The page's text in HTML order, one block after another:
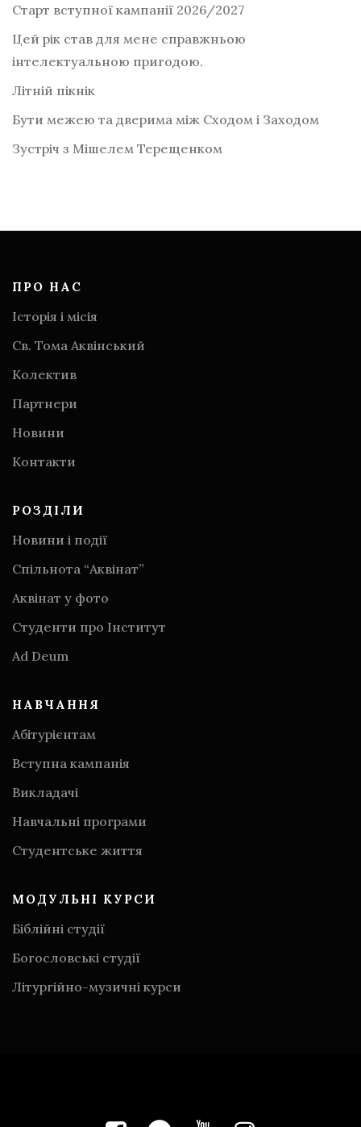
Старт вступної кампанії 2026/2027
Цей рік став для мене справжньою
інтелектуальною пригодою.
Літній пікнік
Бути межею та дверима між Сходом і Заходом
Зустріч з Мішелем Терещенком
ПРО НАС
Історія і місія
Св. Тома Аквінський
Колектив
Партнери
Новини
Контакти
РОЗДІЛИ
Новини і події
Спільнота “Аквінат”
Аквінат у фото
Студенти про Інститут
Аd Deum
НАВЧАННЯ
Абітурієнтам
Вступна кампанія
Викладачі
Навчальні програми
Студентське життя
МОДУЛЬНІ КУРСИ
Біблійні студії
Богословські студії
Літургійно-музичні курси